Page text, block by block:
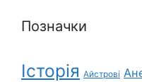
Позначки
Історія Айстрові